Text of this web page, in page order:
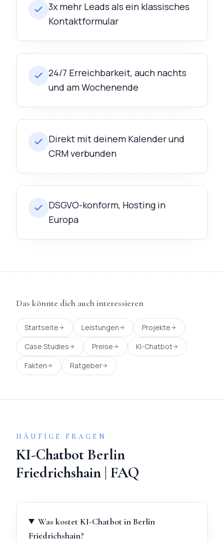
3x mehr Leads als ein klassisches
Kontaktformular
24/7 Erreichbarkeit, auch nachts
und am Wochenende
Direkt mit deinem Kalender und
CRM verbunden
DSGVO-konform, Hosting in
Europa
Das könnte dich auch interessieren
Startseite Leistungen
Projekte
Case Studies
Preise
KI-Chatbot
Fakten
Ratgeber
HÄUFIGE FRAGEN
KI-ChatbotBerlin
Friedrichshain | FAQ
Was kostet KI-Chatbot in Berlin
Friedrichshain?